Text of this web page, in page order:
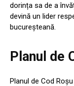
dorința sa de a
devină un lider
bucureșteană.
Planul de
Planul de Cod